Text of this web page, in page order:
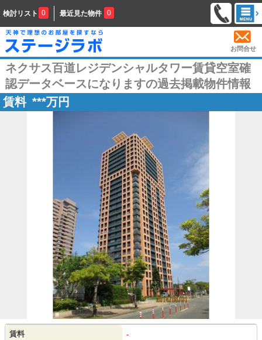
検討リスト 0 最近見た物件 0
お問合せ
ネクサス百道レジデンシャルタワー賃貸空室確
認データベースになりますの過去掲載物件情報
賃料 ***万円
賃料 -